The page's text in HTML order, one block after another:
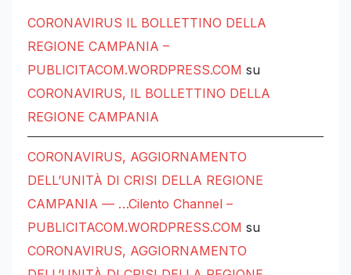
CORONAVIRUS IL BOLLETTINO DELLA
REGIONE CAMPANIA –
PUBLICITACOM.WORDPRESS.COM su
CORONAVIRUS, IL BOLLETTINO DELLA
REGIONE CAMPANIA
CORONAVIRUS, AGGIORNAMENTO
DELL’UNITÀ DI CRISI DELLA REGIONE
CAMPANIA — …Cilento Channel –
PUBLICITACOM.WORDPRESS.COM su
CORONAVIRUS, AGGIORNAMENTO